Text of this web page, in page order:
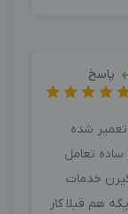
پاسخ
شده
ساده تعامل
خدمات
هم قبلا کار